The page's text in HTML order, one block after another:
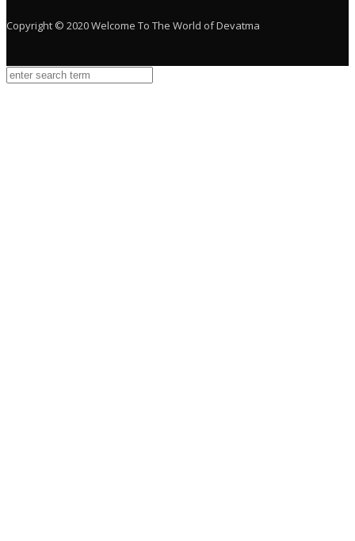
Copyright © 2020 Welcome To The World of Devatma